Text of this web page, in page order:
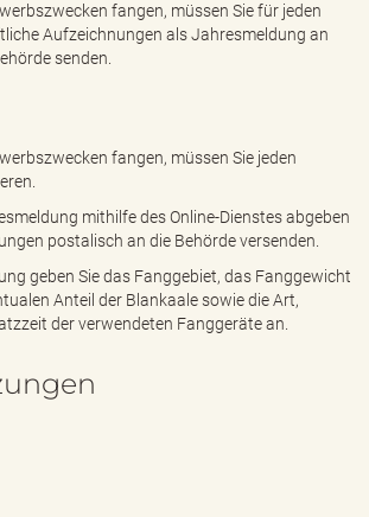
s
b
fangen, müssen Sie für jeden
Aufzeichnungen als Jahresmeldung an
senden.
fangen, müssen Sie jeden
mithilfe des Online-Dienstes abgeben
postalisch an die Behörde versenden.
geben Sie das Fanggebiet, das Fanggewicht
Anteil der Blankaale sowie die Art,
der verwendeten Fanggeräte an.